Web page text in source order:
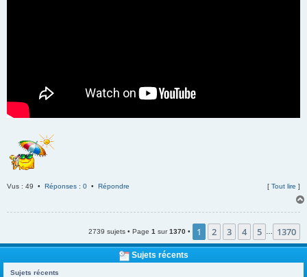
Vus : 49 • Réponses : 0 • Répondre [ Tout lire ]
2739 sujets • Page 1 sur1370 • 1 2 3 4 5 1370
Sujets récents
Sujets récents